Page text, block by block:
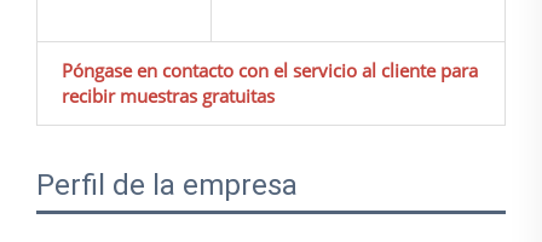
Póngase en contacto con el servicio al cliente para
recibir muestras gratuitas
Perfil de la empresa